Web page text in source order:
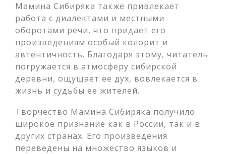
Мамина Сибиряка также привлекает
работа с диалектами и местными
оборотами речи, что придает его
произведениям особый колорит и
автентичность. Благодаря этому, читатель
погружается в атмосферу сибирской
деревни, ощущает ее дух, вовлекается в
жизнь и судьбы ее жителей.
Творчество Мамина Сибиряка получило
широкое признание как в России, так и в
других странах. Его произведения
переведены на множество языков и